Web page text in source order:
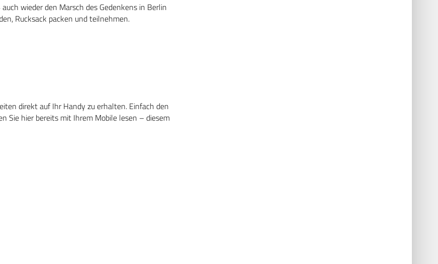
wieder den Marsch des Gedenkens in Berlin
Rucksack packen und teilnehmen.
direkt auf Ihr Handy zu erhalten. Einfach den
Sie hier bereits mit Ihrem Mobile lesen – diesem